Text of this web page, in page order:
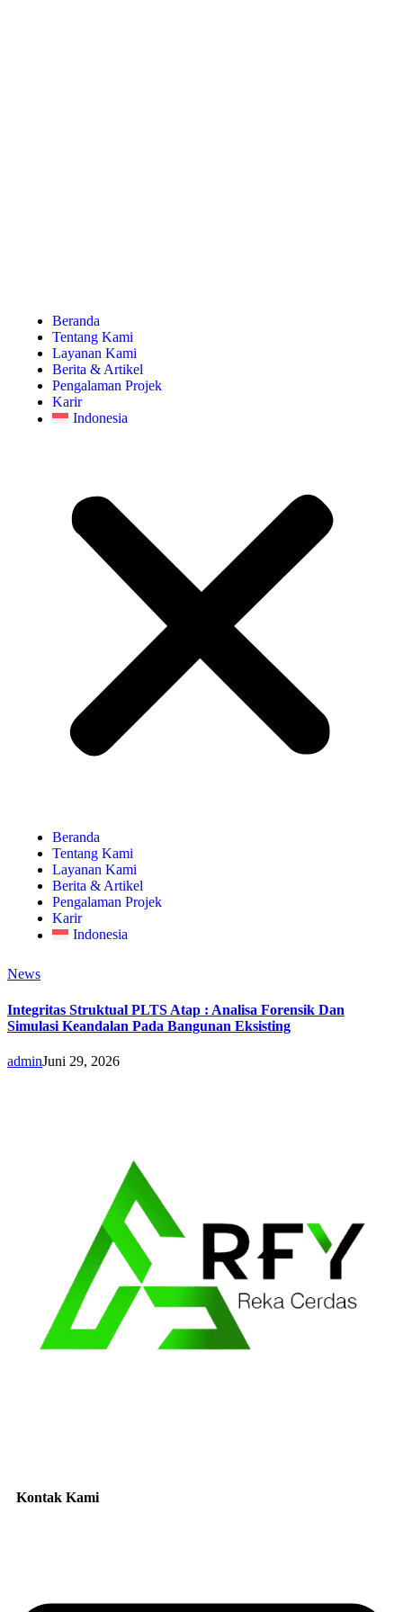
Beranda
Tentang Kami
Layanan Kami
Berita & Artikel
Pengalaman Projek
Karir
Indonesia
Beranda
Tentang Kami
Layanan Kami
Berita & Artikel
Pengalaman Projek
Karir
Indonesia
News
Integritas Struktual PLTS Atap : Analisa Forensik Dan
Simulasi Keandalan Pada Bangunan Eksisting
adminJuni 29, 2026
Kontak Kami